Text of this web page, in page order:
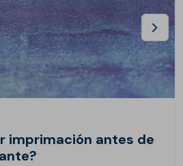
imprimación antes de